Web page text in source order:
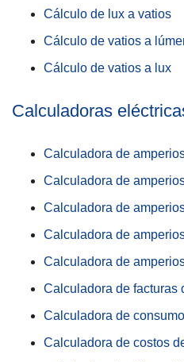
Cálculo de lux a vatios
Cálculo de vatios a
Cálculo de vatios a lux
Calculadoras
Calculadora de
Calculadora de
Calculadora de
Calculadora de
Calculadora de
Calculadora de facturas
Calculadora de
Calculadora de costos